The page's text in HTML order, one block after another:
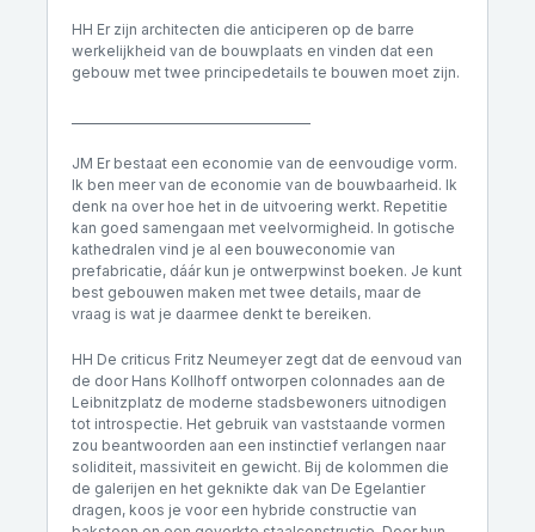
HH Er zijn architecten die anticiperen op de barre
werkelijkheid van de bouwplaats en vinden dat een
gebouw met twee principedetails te bouwen moet zijn.
JM Er bestaat een economie van de eenvoudige vorm.
Ik ben meer van de economie van de bouwbaarheid. Ik
denk na over hoe het in de uitvoering werkt. Repetitie
kan goed samengaan met veelvormigheid. In gotische
kathedralen vind je al een bouweconomie van
prefabricatie, dáár kun je ontwerpwinst boeken. Je kunt
best gebouwen maken met twee details, maar de
vraag is wat je daarmee denkt te bereiken.
HH De criticus Fritz Neumeyer zegt dat de eenvoud van
de door Hans Kollhoff ontworpen colonnades aan de
Leibnitzplatz de moderne stadsbewoners uitnodigen
tot introspectie. Het gebruik van vaststaande vormen
zou beantwoorden aan een instinctief verlangen naar
soliditeit, massiviteit en gewicht. Bij de kolommen die
de galerijen en het geknikte dak van De Egelantier
dragen, koos je voor een hybride constructie van